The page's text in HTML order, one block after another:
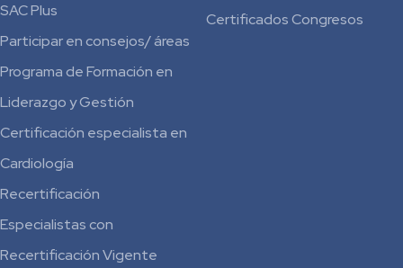
SAC Plus
Participar en consejos/ áreas
Programa de Formación en
Liderazgo y Gestión
Certificación especialista en
Cardiología
Recertificación
Especialistas con
Recertificación Vigente
Certificados Congresos